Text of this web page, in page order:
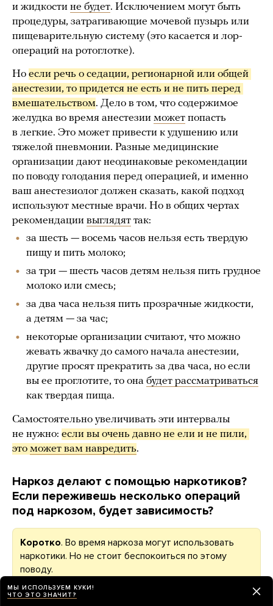
и жидкости не будет. Исключением могут быть
процедуры, затрагивающие мочевой пузырь или
пищеварительную систему (это касается и лор-
операций на ротоглотке).
Но если речь о седации, регионарной или общей
анестезии, то придется не есть и не пить перед
вмешательством. Дело в том, что содержимое
желудка во время анестезии может попасть
в легкие. Это может привести к удушению или
тяжелой пневмонии. Разные медицинские
организации дают неодинаковые рекомендации
по поводу голодания перед операцией, и именно
ваш анестезиолог должен сказать, какой подход
используют местные врачи. Но в общих чертах
рекомендации выглядят так:
за шесть — восемь часов нельзя есть твердую
пищу и пить молоко;
за три — шесть часов детям нельзя пить грудное
молоко или смесь;
за два часа нельзя пить прозрачные жидкости,
а детям — за час;
некоторые организации считают, что можно
жевать жвачку до самого начала анестезии,
другие просят прекратить за два часа, но если
вы ее проглотите, то она будет рассматриваться
как твердая пища.
Самостоятельно увеличивать эти интервалы
не нужно: если вы очень давно не ели и не пили,
это может вам навредить.
Наркоз делают с помощью наркотиков?
Если переживешь несколько операций
под наркозом, будет зависимость?
Коротко. Во время наркоза могут использовать
наркотики. Но не стоит беспокоиться по этому
поводу.
Из всех средств,
МЫ ИСПОЛЬЗУЕМ КУКИ!
ЧТО ЭТО ЗНАЧИТ?